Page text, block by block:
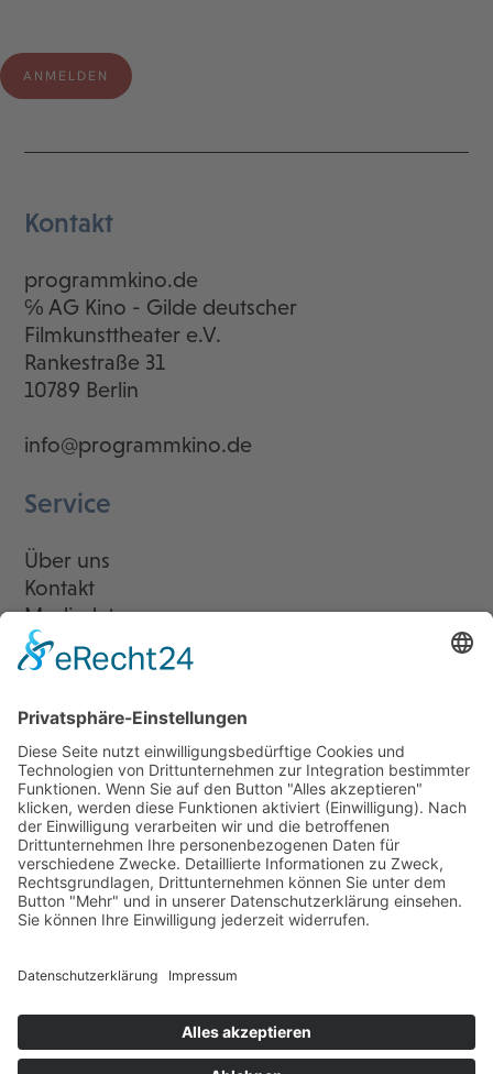
Kontakt
programmkino.de
℅ AG Kino - Gilde deutscher
Filmkunsttheater e.V.
Rankestraße 31
10789 Berlin
info@programmkino.de
Service
Über uns
Kontakt
Mediadaten
Newsletter
LogIn
Legal
Impressum
Datenschutzerklärung
Cookie-Einstellungen
Programmkino.de richtet sich an Film- und Kinobegeisterte jeden
Geschlechts. Zur besseren Lesbarkeit haben wir uns aber entschlossen,